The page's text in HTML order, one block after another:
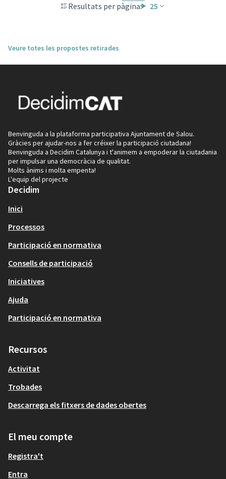
Resultats per pàgina: 25
Veure totes les propostes retirades
Benvinguda a la plataforma participativa Ajuntament de Salou.
Gràcies per ajudar-nos a fer créixer la participació ciutadana!
Benvinguda a Decidim Catalunya i t'animem a empoderar la ciutadania
per impulsar una democràcia de qualitat.
Molts ànims i molta empenta!
L'equip del projecte
Decidim
Inici
Processos
Participació en normativa
Consells de participació
Iniciatives
Ajuda
Participació en normativa
Recursos
Activitat
Trobades
Descarrega els fitxers de dades obertes
El meu compte
Registra't
Entra